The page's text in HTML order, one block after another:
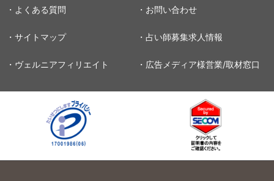
・よくある質問 ・お問い合わせ
・サイトマップ ・占い師募集求人情報
・ヴェルニアフィリエイト ・広告メディア様営業/取材窓口